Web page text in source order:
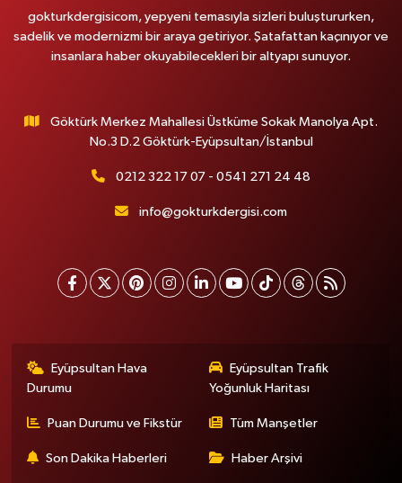
gokturkdergisicom, yepyeni temasıyla sizleri buluştururken,
sadelik ve modernizmi bir araya getiriyor. Şatafattan kaçınıyor ve
insanlara haber okuyabilecekleri bir altyapı sunuyor.
Göktürk Merkez Mahallesi Üstküme Sokak Manolya Apt.
No.3 D.2 Göktürk-Eyüpsultan/İstanbul
0212 322 17 07 - 0541 271 24 48
info@gokturkdergisi.com
Eyüpsultan Hava
Durumu
Eyüpsultan Trafik
Yoğunluk Haritası
Puan Durumu ve Fikstür Tüm Manşetler
Son Dakika Haberleri Haber Arşivi